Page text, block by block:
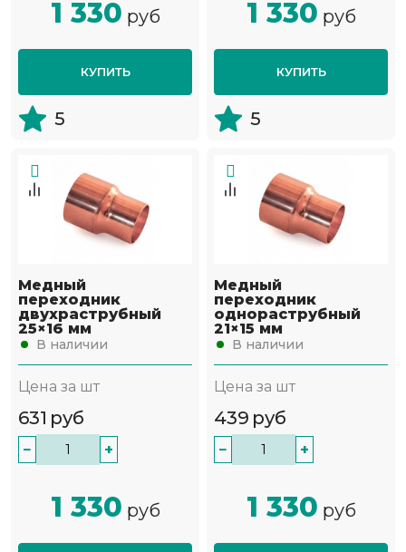
1 330 руб
КУПИТЬ
5
1 330 руб
КУПИТЬ
5
Медный
переходник
двухраструбный
25×16 мм
В наличии
Цена за шт
631 руб
− +
1 330 руб
Медный
переходник
однораструбный
21×15 мм
В наличии
Цена за шт
439 руб
− +
1 330 руб